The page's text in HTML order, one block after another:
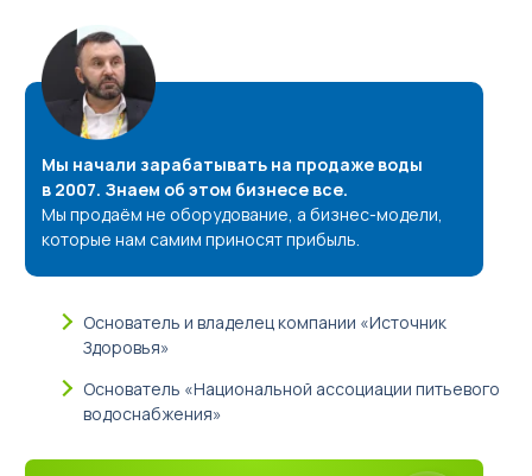
Мы начали зарабатывать на продаже воды
в 2007. Знаем об этом бизнесе все.
Мы продаём не оборудование, а бизнес-модели,
которые нам самим приносят прибыль.
Основатель и владелец компании «Источник
Здоровья»
Основатель «Национальной ассоциации питьевого
водоснабжения»